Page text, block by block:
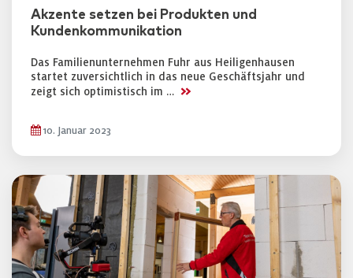
Akzente setzen bei Produkten und
Kundenkommunikation
Das Familienunternehmen Fuhr aus Heiligenhausen
startet zuversichtlich in das neue Geschäftsjahr und
zeigt sich optimistisch im … >>
10. Januar 2023